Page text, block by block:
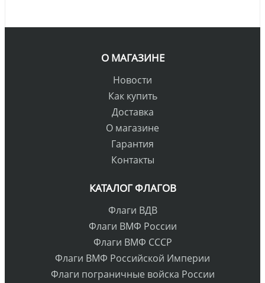
О МАГАЗИНЕ
Новости
Как купить
Доставка
О магазине
Гарантия
Контакты
КАТАЛОГ ФЛАГОВ
Флаги ВДВ
Флаги ВМФ России
Флаги ВМФ СССР
Флаги ВМФ Российской Империи
Флаги пограничные войска России